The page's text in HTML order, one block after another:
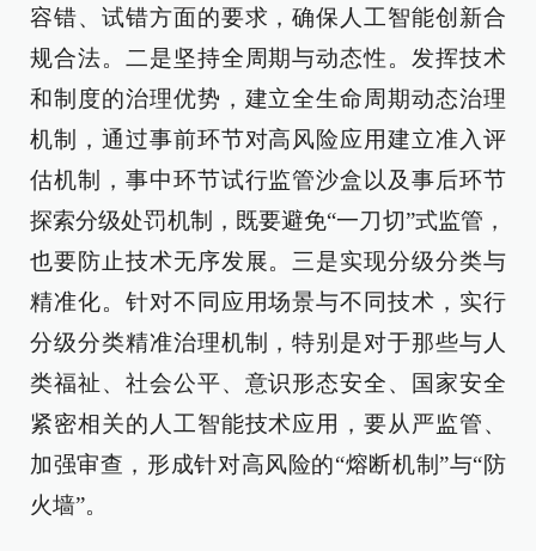
容错、试错方面的要求，确保人工智能创新合
规合法。二是坚持全周期与动态性。发挥技术
和制度的治理优势，建立全生命周期动态治理
机制，通过事前环节对高风险应用建立准入评
估机制，事中环节试行监管沙盒以及事后环节
探索分级处罚机制，既要避免“一刀切”式监管，
也要防止技术无序发展。三是实现分级分类与
精准化。针对不同应用场景与不同技术，实行
分级分类精准治理机制，特别是对于那些与人
类福祉、社会公平、意识形态安全、国家安全
紧密相关的人工智能技术应用，要从严监管、
加强审查，形成针对高风险的“熔断机制”与“防
火墙”。